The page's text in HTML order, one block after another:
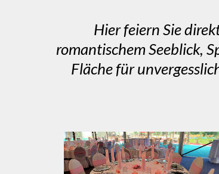
Hier feiern Sie
romantischem Seeblick,
Fläche für